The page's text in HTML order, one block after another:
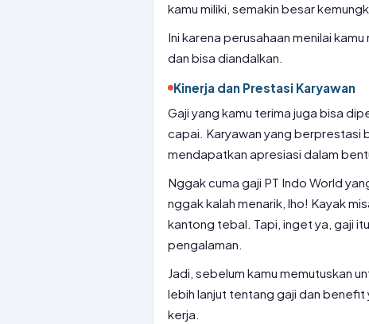
kamu miliki, semakin besar
Ini karena perusahaan menilai
dan bisa diandalkan.
Kinerja dan Prestasi Karyawan
Gaji yang kamu terima juga bisa
capai. Karyawan yang berprestasi
mendapatkan apresiasi dalam
Nggak cuma gaji PT Indo World
nggak kalah menarik, lho! Kayak
kantong tebal. Tapi, inget ya, gaji
pengalaman.
Jadi, sebelum kamu memutuskan
lebih lanjut tentang gaji dan
kerja.